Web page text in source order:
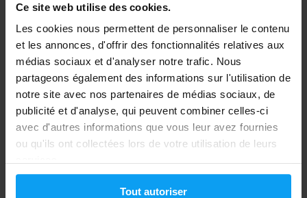
Ce site web utilise des cookies.
Les cookies nous permettent de personnaliser le contenu
et les annonces, d'offrir des fonctionnalités relatives aux
médias sociaux et d'analyser notre trafic. Nous
partageons également des informations sur l'utilisation de
notre site avec nos partenaires de médias sociaux, de
publicité et d'analyse, qui peuvent combiner celles-ci
avec d'autres informations que vous leur avez fournies
ou qu'ils ont collectées lors de votre utilisation de leurs
Tout autoriser
Greens & Fruits 600 g
29,29€ 31,99 €
Expédition rapide